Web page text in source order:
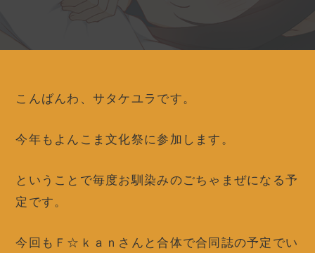
こんばんわ、サタケユラです。
今年もよんこま文化祭に参加します。
ということで毎度お馴染みのごちゃまぜになる予
定です。
今回もＦ☆ｋａｎさんと合体で合同誌の予定でい